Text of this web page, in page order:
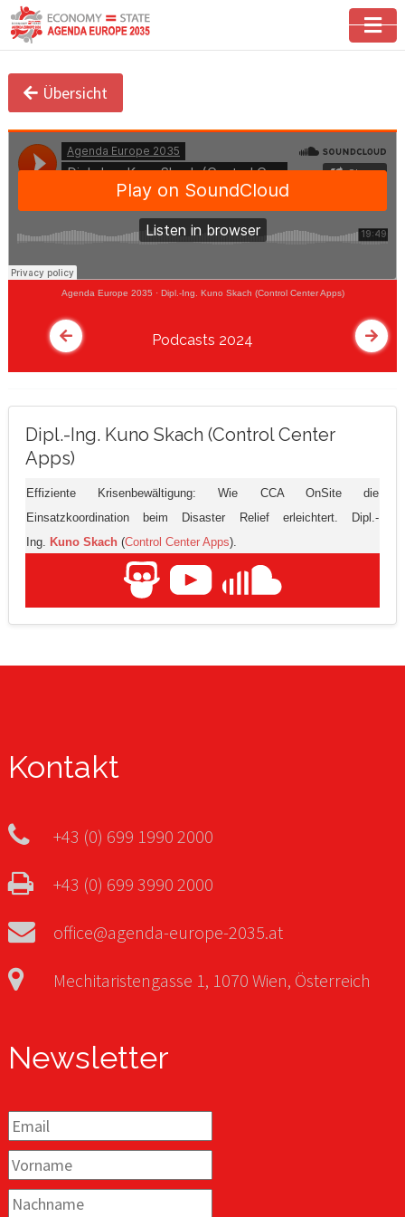
Übersicht
Agenda Europe 2035 · Dipl.-Ing. Kuno Skach (Control Center Apps)
Podcasts 2024
Dipl.-Ing. Kuno Skach (Control Center
Apps)
Effiziente Krisenbewältigung: Wie CCA OnSite die
Einsatzkoordination beim Disaster Relief erleichtert. Dipl.-
Ing. Kuno Skach (Control Center Apps).
Kontakt
+43 (0) 699 1990 2000
+43 (0) 699 3990 2000
office@agenda-europe-2035.at
Mechitaristengasse 1, 1070 Wien, Österreich
Newsletter